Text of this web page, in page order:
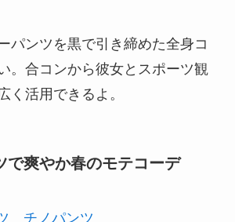
パンツを黒で引き締めた全身コ
。合コンから彼女とスポーツ観
く活用できるよ。
で爽やか春のモテコーデ